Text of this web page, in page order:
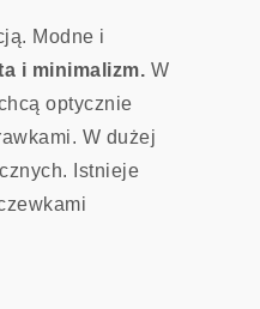
Modne i
i minimalizm. W
optycznie
W dużej
Istnieje